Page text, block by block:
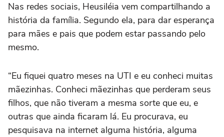
Nas redes sociais, Heusiléia vem compartilhando a
história da família. Segundo ela, para dar esperança
para mães e pais que podem estar passando pelo
mesmo.
“Eu fiquei quatro meses na UTI e eu conheci muitas
mãezinhas. Conheci mãezinhas que perderam seus
filhos, que não tiveram a mesma sorte que eu, e
outras que ainda ficaram lá. Eu procurava, eu
pesquisava na internet alguma história, alguma